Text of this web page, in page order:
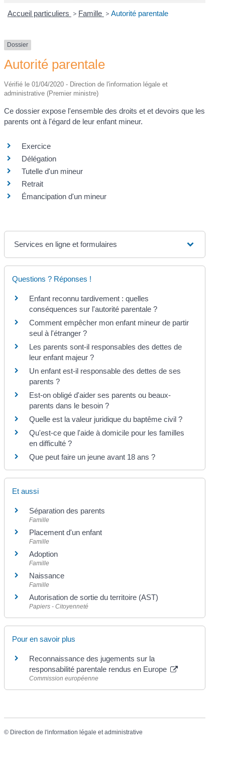
Accueil particuliers > Famille > Autorité parentale
Dossier
Autorité parentale
Vérifié le 01/04/2020 - Direction de l'information légale et
administrative (Premier ministre)
Ce dossier expose l'ensemble des droits et et devoirs que les
parents ont à l'égard de leur enfant mineur.
Exercice
Délégation
Tutelle d'un mineur
Retrait
Émancipation d'un mineur
Services en ligne et formulaires
Questions ? Réponses !
Enfant reconnu tardivement : quelles
conséquences sur l'autorité parentale ?
Comment empêcher mon enfant mineur de partir
seul à l'étranger ?
Les parents sont-il responsables des dettes de
leur enfant majeur ?
Un enfant est-il responsable des dettes de ses
parents ?
Est-on obligé d'aider ses parents ou beaux-
parents dans le besoin ?
Quelle est la valeur juridique du baptême civil ?
Qu'est-ce que l'aide à domicile pour les familles
en difficulté ?
Que peut faire un jeune avant 18 ans ?
Et aussi
Séparation des parents
Famille
Placement d'un enfant
Famille
Adoption
Famille
Naissance
Famille
Autorisation de sortie du territoire (AST)
Papiers - Citoyenneté
Pour en savoir plus
Reconnaissance des jugements sur la
responsabilité parentale rendus en Europe
Commission européenne
© Direction de l'information légale et administrative